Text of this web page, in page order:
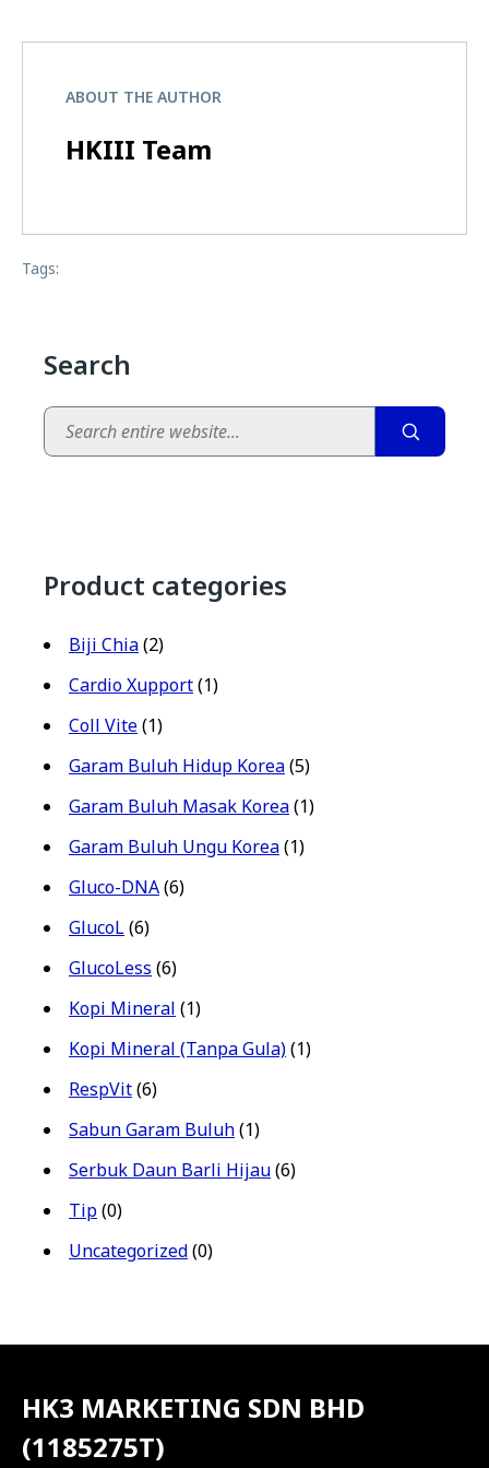
ABOUT THE AUTHOR
HKIII Team
Tags:
Search
Search
Product categories
Biji Chia(2)
Cardio Xupport(1)
Coll Vite(1)
Garam Buluh Hidup Korea(5)
Garam Buluh Masak Korea(1)
Garam Buluh Ungu Korea(1)
Gluco-DNA(6)
GlucoL(6)
GlucoLess (6)
Kopi Mineral (1)
Kopi Mineral (Tanpa Gula)(1)
RespVit(6)
Sabun Garam Buluh(1)
Serbuk Daun Barli Hijau(6)
Tip(0)
Uncategorized(0)
HK3 MARKETING SDN BHD
(1185275T)